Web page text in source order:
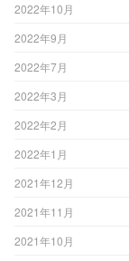
2022年10月
2022年9月
2022年7月
2022年3月
2022年2月
2022年1月
2021年12月
2021年11月
2021年10月